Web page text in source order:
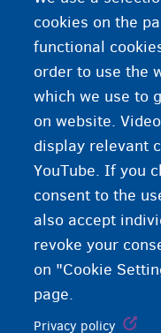
PAG-ASA: 02/
PAYOKE: 03/
SÜRYA: 04/
cookies on the
functional
order to use the
which we use to
on website.
display relevant
YouTube. If you
consent to the
also accept
revoke your
on "Cookie
page.
Privacy policy